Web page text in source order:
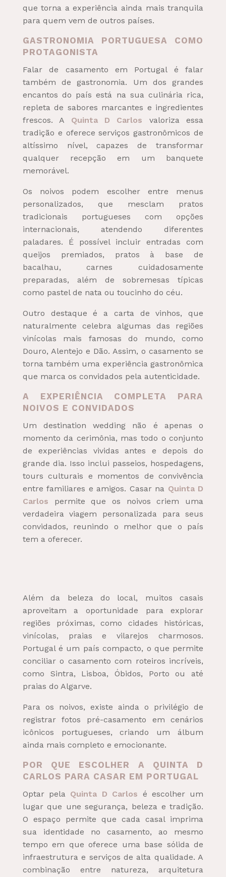
que torna a experiência ainda mais tranquila
para quem vem de outros países.
GASTRONOMIA PORTUGUESA COMO
PROTAGONISTA
Falar de casamento em Portugal é falar
também de gastronomia. Um dos grandes
encantos do país está na sua culinária rica,
repleta de sabores marcantes e ingredientes
frescos. A Quinta D Carlos valoriza essa
tradição e oferece serviços gastronômicos de
altíssimo nível, capazes de transformar
qualquer recepção em um banquete
memorável.
Os noivos podem escolher entre menus
personalizados, que mesclam pratos
tradicionais portugueses com opções
internacionais, atendendo diferentes
paladares. É possível incluir entradas com
queijos premiados, pratos à base de
bacalhau, carnes cuidadosamente
preparadas, além de sobremesas típicas
como pastel de nata ou toucinho do céu.
Outro destaque é a carta de vinhos, que
naturalmente celebra algumas das regiões
vinícolas mais famosas do mundo, como
Douro, Alentejo e Dão. Assim, o casamento se
torna também uma experiência gastronômica
que marca os convidados pela autenticidade.
A EXPERIÊNCIA COMPLETA PARA
NOIVOS E CONVIDADOS
Um destination wedding não é apenas o
momento da cerimônia, mas todo o conjunto
de experiências vividas antes e depois do
grande dia. Isso inclui passeios, hospedagens,
tours culturais e momentos de convivência
entre familiares e amigos. Casar na Quinta D
Carlos permite que os noivos criem uma
verdadeira viagem personalizada para seus
convidados, reunindo o melhor que o país
tem a oferecer.
Além da beleza do local, muitos casais
aproveitam a oportunidade para explorar
regiões próximas, como cidades históricas,
vinícolas, praias e vilarejos charmosos.
Portugal é um país compacto, o que permite
conciliar o casamento com roteiros incríveis,
como Sintra, Lisboa, Óbidos, Porto ou até
praias do Algarve.
Para os noivos, existe ainda o privilégio de
registrar fotos pré-casamento em cenários
icônicos portugueses, criando um álbum
ainda mais completo e emocionante.
POR QUE ESCOLHER A QUINTA D
CARLOS PARA CASAR EM PORTUGAL
Optar pela Quinta D Carlos é escolher um
lugar que une segurança, beleza e tradição.
O espaço permite que cada casal imprima
sua identidade no casamento, ao mesmo
tempo em que oferece uma base sólida de
infraestrutura e serviços de alta qualidade. A
combinação entre natureza, arquitetura